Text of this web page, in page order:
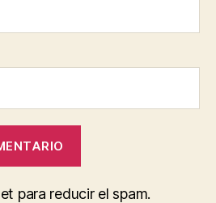
para reducir el spam.